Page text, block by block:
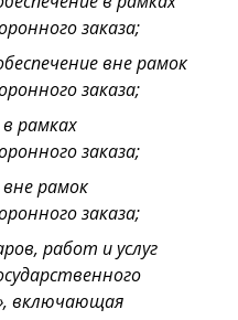
заказа;
вне рамок
заказа;
рамках
заказа;
рамок
заказа;
работ и услуг
включающая